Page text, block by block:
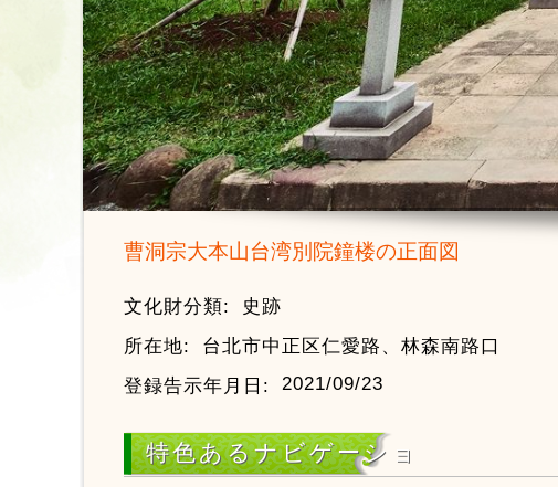
曹洞宗大本山台湾別院鐘楼の正面図
文化財分類:
史跡
所在地:
台北市中正区仁愛路、林森南路口
登録告示年月日:
2021/09/23
特色あるナビゲーショ